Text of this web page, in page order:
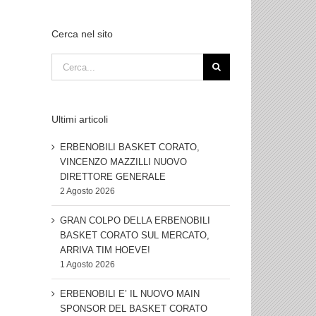
Cerca nel sito
Ultimi articoli
ERBENOBILI BASKET CORATO,
VINCENZO MAZZILLI NUOVO
DIRETTORE GENERALE
2 Agosto 2026
GRAN COLPO DELLA ERBENOBILI
BASKET CORATO SUL MERCATO,
ARRIVA TIM HOEVE!
1 Agosto 2026
ERBENOBILI E’ IL NUOVO MAIN
SPONSOR DEL BASKET CORATO